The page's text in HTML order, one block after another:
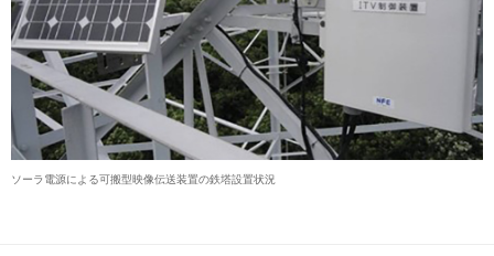
ソーラ電源による可搬型映像伝送装置の鉄塔設置状況